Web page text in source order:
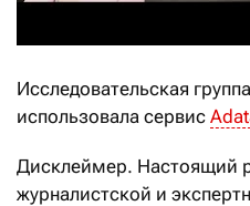
Исследовательская
использовала сервис
Дисклеймер. Настоящий
журналистской и